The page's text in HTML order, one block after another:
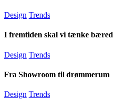
Design Trends
I fremtiden skal vi tænke
Design Trends
Fra Showroom til drømmerum
Design Trends